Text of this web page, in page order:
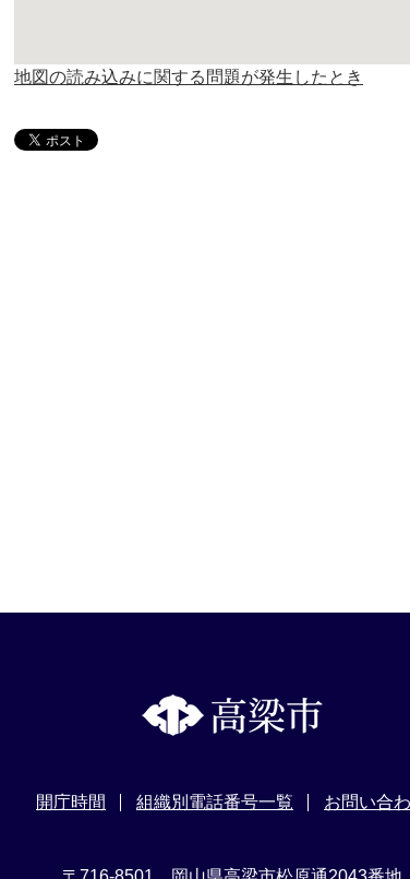
地図の読み込みに関する問題が発生したとき
開庁時間 組織別電話番号一覧 お問い合